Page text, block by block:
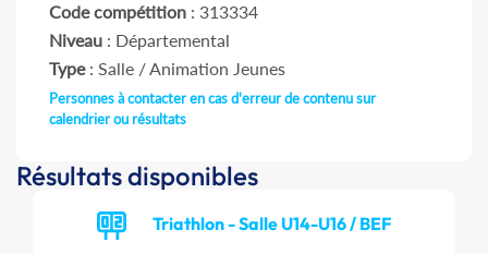
Code compétition : 313334
Niveau : Départemental
Type: Salle / Animation Jeunes
Personnes à contacter en cas d'erreur de contenu sur
calendrier ou résultats
Résultats disponibles
Triathlon - Salle U14-U16 / BEF